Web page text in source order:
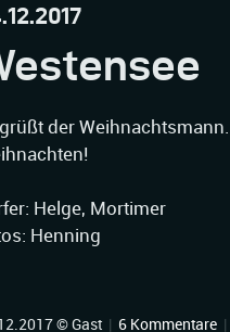
der
Helge, Mortimer
Henning
© Gast | 6 Kommentare |